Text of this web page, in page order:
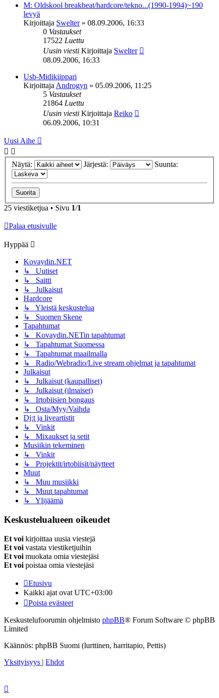
M: Oldskool breakbeat/hardcore/tekno...(1990-1994)~190
levyä
Kirjoittaja Swelter» 08.09.2006, 16:33
0 Vastaukset
17522 Luettu
Uusin viesti Kirjoittaja Swelter
08.09.2006, 16:33
Usb-Midikiippari
Kirjoittaja Androgyn » 05.09.2006, 11:25
5 Vastaukset
21864 Luettu
Uusin viesti Kirjoittaja Reiko
06.09.2006, 10:31
Uusi Aihe
Näytä: Järjestä: Suunta:
25 viestiketjua • Sivu 1/1
Palaa etusivulle
Hyppää
Kovaydin.NET
↳ Uutiset
↳ Saitti
↳ Julkaisut
Hardcore
↳ Yleistä keskustelua
↳ Suomen Skene
Tapahtumat
↳ Kovaydin.NETin tapahtumat
↳ Tapahtumat Suomessa
↳ Tapahtumat maailmalla
↳ Radio/Webradio/Live stream ohjelmat ja tapahtumat
Julkaisut
↳ Julkaisut (kaupalliset)
↳ Julkaisut (ilmaiset)
↳ Irtobiisien bongaus
↳ Osta/Myy/Vaihda
Dj:t ja liveartistit
↳ Vinkit
↳ Mixaukset ja setit
Musiikin tekeminen
↳ Vinkit
↳ Projektit/irtobiisit/näytteet
Muut
↳ Muu musiikki
↳ Muut tapahtumat
↳ Ylijäämä
Keskustelualueen oikeudet
Et voi kirjoittaa uusia viestejä
Et voi vastata viestiketjuihin
Et voi muokata omia viestejäsi
Et voi poistaa omia viestejäsi
Etusivu
Kaikki ajat ovat UTC+03:00
Poista evästeet
Keskustelufoorumin ohjelmisto phpBB® Forum Software © phpBB
Limited
Käännös: phpBB Suomi (lurttinen, harritapio, Pettis)
Yksityisyys | Ehdot